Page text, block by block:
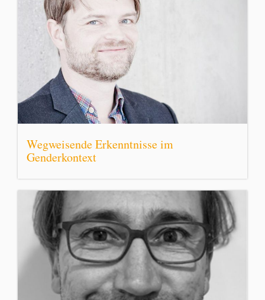
Wegweisende Erkenntnisse im
Genderkontext